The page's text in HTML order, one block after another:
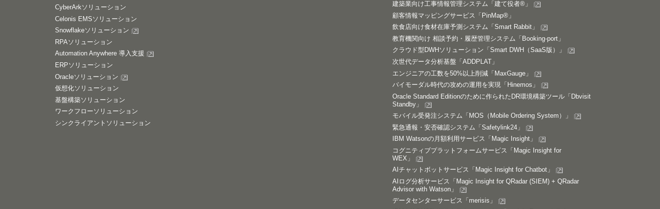
CyberArkソリューション
Celonis EMSソリューション
Snowflakeソリューション
RPAソリューション
Automation Anywhere 導入支援
ERPソリューション
Oracleソリューション
仮想化ソリューション
基盤構築ソリューション
ワークフローソリューション
シンクライアントソリューション
建築業向け工事情報管理システム「建て役者®」
顧客情報マッピングサービス「PinMap®」
飲食店向け食材在庫予測システム「Smart Rabbit」
教育機関向け 相談予約・履歴管理システム「Booking-port」
クラウド型DWHソリューション「Smart DWH（SaaS版）」
次世代データ分析基盤「ADDPLAT」
エンジニアの工数を50%以上削減「MaxGauge」
バイモーダル時代の攻めの運用を実現「Hinemos」
Oracle Standard Editionのために作られたDR環境構築ツール「Dbvisit
Standby」
モバイル受発注システム「MOS（Mobile Ordering System）」
緊急通報・安否確認システム「Safetylink24」
IBM Watsonの月額利用サービス「Magic Insight」
コグニティブプラットフォームサービス「Magic Insight for
WEX」
AIチャットボットサービス「Magic Insight for Chatbot」
AIログ分析サービス「Magic Insight for QRadar (SIEM) + QRadar
Advisor with Watson」
データセンターサービス「merisis」